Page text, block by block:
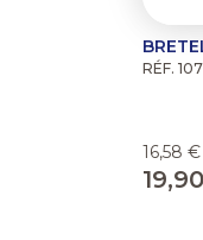
RÉF.
16,58 €